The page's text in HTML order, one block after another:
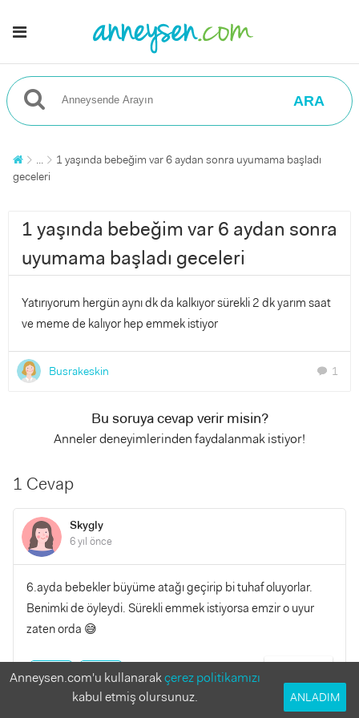
ARA
...
1 yaşında bebeğim var 6 aydan sonra uyumama başladı
geceleri
1 yaşında bebeğim var 6 aydan sonra
uyumama başladı geceleri
Yatırıyorum hergün aynı dk da kalkıyor sürekli 2 dk yarım saat
ve meme de kalıyor hep emmek istiyor
Busrakeskin chat 1
Bu soruya cevap verir misin?
Anneler deneyimlerinden faydalanmak istiyor!
1 Cevap
Skygly
6 yıl önce
6.ayda bebekler büyüme atağı geçirip bi tuhaf oluyorlar.
Benimki de öyleydi. Sürekli emmek istiyorsa emzir o uyur
zaten orda 😅
0 0
Anneysen.com'u kullanarakçerez politikamızı
kabul etmiş olursunuz.
ANLADIM